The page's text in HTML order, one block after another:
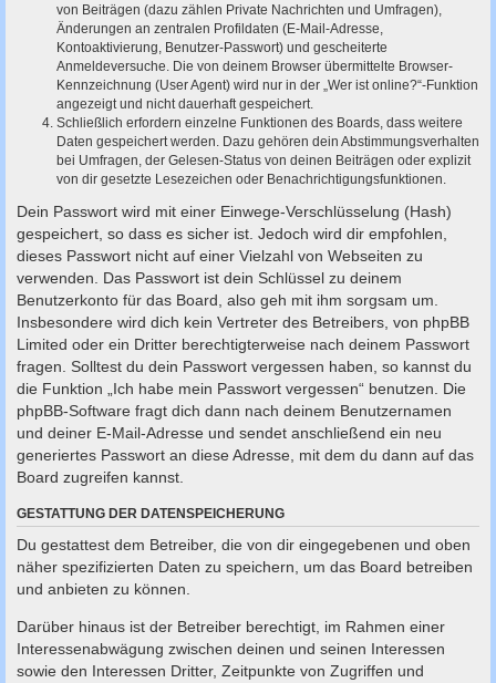
von Beiträgen (dazu zählen Private Nachrichten und Umfragen),
Änderungen an zentralen Profildaten (E-Mail-Adresse,
Kontoaktivierung, Benutzer-Passwort) und gescheiterte
Anmeldeversuche. Die von deinem Browser übermittelte Browser-
Kennzeichnung (User Agent) wird nur in der „Wer ist online?“-Funktion
angezeigt und nicht dauerhaft gespeichert.
Schließlich erfordern einzelne Funktionen des Boards, dass weitere
Daten gespeichert werden. Dazu gehören dein Abstimmungsverhalten
bei Umfragen, der Gelesen-Status von deinen Beiträgen oder explizit
von dir gesetzte Lesezeichen oder Benachrichtigungsfunktionen.
Dein Passwort wird mit einer Einwege-Verschlüsselung (Hash)
gespeichert, so dass es sicher ist. Jedoch wird dir empfohlen,
dieses Passwort nicht auf einer Vielzahl von Webseiten zu
verwenden. Das Passwort ist dein Schlüssel zu deinem
Benutzerkonto für das Board, also geh mit ihm sorgsam um.
Insbesondere wird dich kein Vertreter des Betreibers, von phpBB
Limited oder ein Dritter berechtigterweise nach deinem Passwort
fragen. Solltest du dein Passwort vergessen haben, so kannst du
die Funktion „Ich habe mein Passwort vergessen“ benutzen. Die
phpBB-Software fragt dich dann nach deinem Benutzernamen
und deiner E-Mail-Adresse und sendet anschließend ein neu
generiertes Passwort an diese Adresse, mit dem du dann auf das
Board zugreifen kannst.
GESTATTUNG DER DATENSPEICHERUNG
Du gestattest dem Betreiber, die von dir eingegebenen und oben
näher spezifizierten Daten zu speichern, um das Board betreiben
und anbieten zu können.
Darüber hinaus ist der Betreiber berechtigt, im Rahmen einer
Interessenabwägung zwischen deinen und seinen Interessen
sowie den Interessen Dritter, Zeitpunkte von Zugriffen und